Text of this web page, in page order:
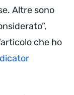
Altre sono
che ho